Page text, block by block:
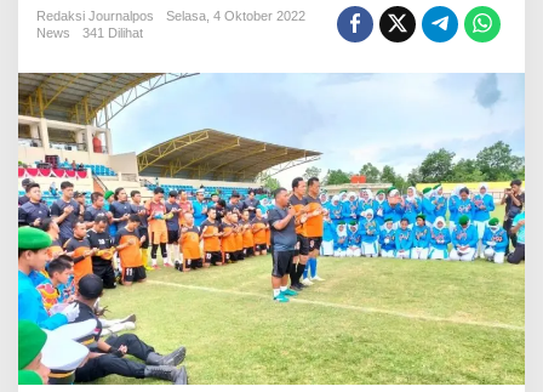
k
a
r
a
n
E
x
p
o
M
e
d
i
a
Redaksi Journalpos
Selasa, 4 Oktober 2022
News
341 Dilihat